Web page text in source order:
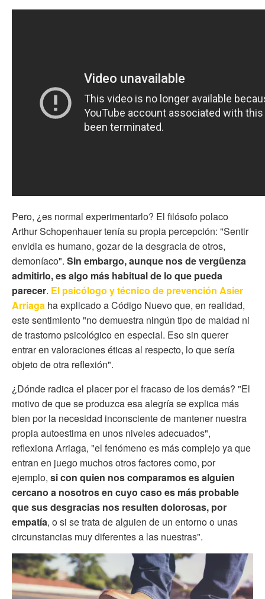
Pero, ¿es normal experimentarlo? El filósofo polaco
Arthur Schopenhauer tenía su propia percepción: "Sentir
envidia es humano, gozar de la desgracia de otros,
demoníaco". Sin embargo, aunque nos de vergüenza
admitirlo, es algo más habitual de lo que pueda
parecer. El psicólogo y técnico de prevención Asier
Arriaga ha explicado a Código Nuevo que, en realidad,
este sentimiento "no demuestra ningún tipo de maldad ni
de trastorno psicológico en especial. Eso sin querer
entrar en valoraciones éticas al respecto, lo que sería
objeto de otra reflexión".
¿Dónde radica el placer por el fracaso de los demás? "El
motivo de que se produzca esa alegría se explica más
bien por la necesidad inconsciente de mantener nuestra
propia autoestima en unos niveles adecuados",
reflexiona Arriaga, "el fenómeno es más complejo ya que
entran en juego muchos otros factores como, por
ejemplo, si con quien nos comparamos es alguien
cercano a nosotros en cuyo caso es más probable
que sus desgracias nos resulten dolorosas, por
empatía, o si se trata de alguien de un entorno o unas
circunstancias muy diferentes a las nuestras".